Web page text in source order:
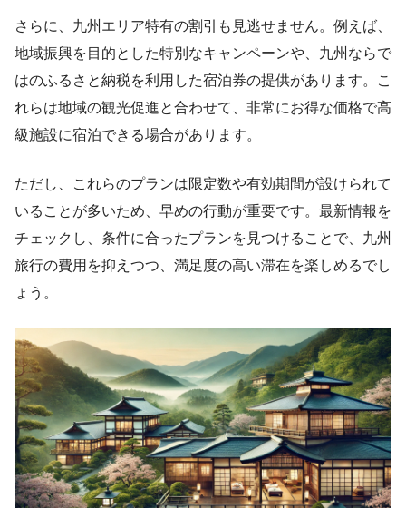
さらに、九州エリア特有の割引も見逃せません。例えば、
地域振興を目的とした特別なキャンペーンや、九州ならで
はのふるさと納税を利用した宿泊券の提供があります。こ
れらは地域の観光促進と合わせて、非常にお得な価格で高
級施設に宿泊できる場合があります。
ただし、これらのプランは限定数や有効期間が設けられて
いることが多いため、早めの行動が重要です。最新情報を
チェックし、条件に合ったプランを見つけることで、九州
旅行の費用を抑えつつ、満足度の高い滞在を楽しめるでし
ょう。